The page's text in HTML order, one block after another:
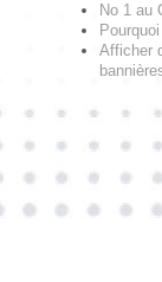
No 1 au
Afficher